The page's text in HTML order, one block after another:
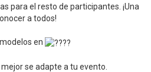
para el resto de participantes. ¡Una
a todos!
en
se adapte a tu evento.